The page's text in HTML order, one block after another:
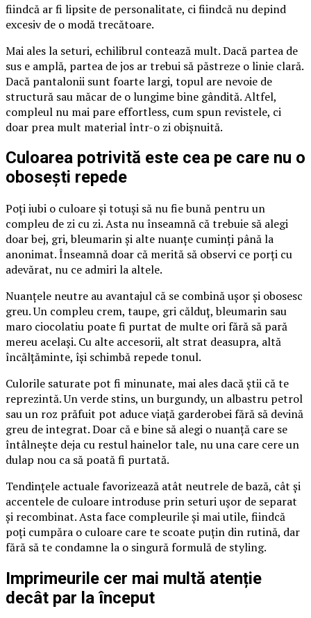
fiindcă ar fi lipsite de personalitate, ci fiindcă nu depind
excesiv de o modă trecătoare.
Mai ales la seturi, echilibrul contează mult. Dacă partea de
sus e amplă, partea de jos ar trebui să păstreze o linie clară.
Dacă pantalonii sunt foarte largi, topul are nevoie de
structură sau măcar de o lungime bine gândită. Altfel,
compleul nu mai pare effortless, cum spun revistele, ci
doar prea mult material într-o zi obișnuită.
Culoarea potrivită este cea pe care nu o
obosești repede
Poți iubi o culoare și totuși să nu fie bună pentru un
compleu de zi cu zi. Asta nu înseamnă că trebuie să alegi
doar bej, gri, bleumarin și alte nuanțe cuminți până la
anonimat. Înseamnă doar că merită să observi ce porți cu
adevărat, nu ce admiri la altele.
Nuanțele neutre au avantajul că se combină ușor și obosesc
greu. Un compleu crem, taupe, gri călduț, bleumarin sau
maro ciocolatiu poate fi purtat de multe ori fără să pară
mereu același. Cu alte accesorii, alt strat deasupra, altă
încălțăminte, își schimbă repede tonul.
Culorile saturate pot fi minunate, mai ales dacă știi că te
reprezintă. Un verde stins, un burgundy, un albastru petrol
sau un roz prăfuit pot aduce viață garderobei fără să devină
greu de integrat. Doar că e bine să alegi o nuanță care se
întâlnește deja cu restul hainelor tale, nu una care cere un
dulap nou ca să poată fi purtată.
Tendințele actuale favorizează atât neutrele de bază, cât și
accentele de culoare introduse prin seturi ușor de separat
și recombinat. Asta face compleurile și mai utile, fiindcă
poți cumpăra o culoare care te scoate puțin din rutină, dar
fără să te condamne la o singură formulă de styling.
Imprimeurile cer mai multă atenție
decât par la început